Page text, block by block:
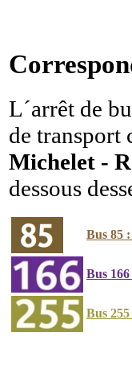
L´arrêt de
de transport
Michelet -
dessous
Bus 85
Bus
Bus